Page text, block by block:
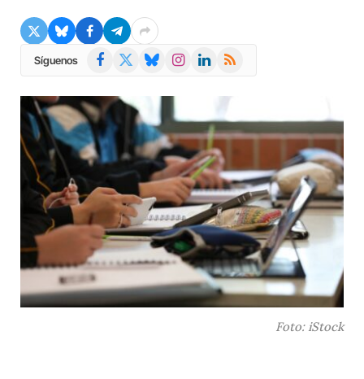
Síguenos Facebook BlueskyInstagramLinkedIn
RSS
Foto: iStock